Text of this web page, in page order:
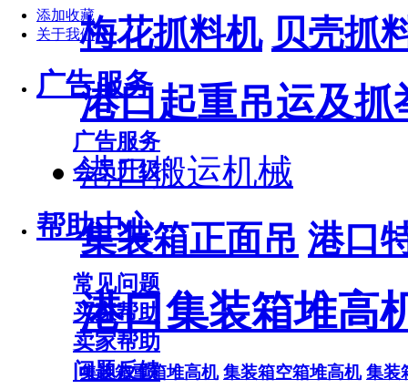
添加收藏
关于我们
广告服务
广告服务
会员升级
帮助中心
常见问题
买家帮助
卖家帮助
问题反馈
梅花抓料机 贝壳抓
港口起重吊运及抓
港口搬运机械
集装箱正面吊 港口
港口集装箱堆高
集装箱重箱堆高机 集装箱空箱堆高机 集装